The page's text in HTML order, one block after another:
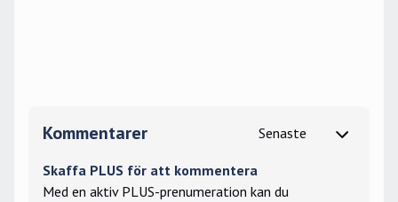
Kommentarer
Skaffa PLUS för att kommentera
Med en aktiv PLUS-prenumeration kan du